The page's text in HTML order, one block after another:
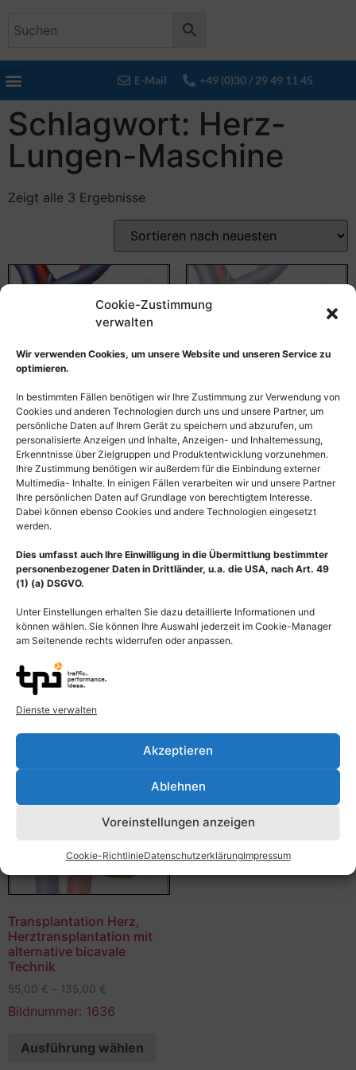
Cookie-Zustimmung
verwalten
Wir verwenden Cookies, um unsere Website und unseren Service zu
optimieren.
In bestimmten Fällen benötigen wir Ihre Zustimmung zur Verwendung von
Cookies und anderen Technologien durch uns und unsere Partner, um
persönliche Daten auf Ihrem Gerät zu speichern und abzurufen, um
personalisierte Anzeigen und Inhalte, Anzeigen- und Inhaltemessung,
Erkenntnisse über Zielgruppen und Produktentwicklung vorzunehmen.
Ihre Zustimmung benötigen wir außerdem für die Einbindung externer
Multimedia- Inhalte. In einigen Fällen verarbeiten wir und unsere Partner
Ihre persönlichen Daten auf Grundlage von berechtigtem Interesse.
Dabei können ebenso Cookies und andere Technologien eingesetzt
werden.
Dies umfasst auch Ihre Einwilligung in die Übermittlung bestimmter
personenbezogener Daten in Drittländer, u.a. die USA, nach Art. 49
(1) (a) DSGVO.
Unter Einstellungen erhalten Sie dazu detaillierte Informationen und
können wählen. Sie können Ihre Auswahl jederzeit im Cookie-Manager
am Seitenende rechts widerrufen oder anpassen.
Dienste verwalten
Akzeptieren
Ablehnen
Voreinstellungen anzeigen
Cookie-RichtlinieDatenschutzerklärungImpressum
E-Mail +49 (0)30 / 29 49 11 45
Schlagwort: Herz-
Lungen-Maschine
Zeigt alle 3 Ergebnisse
Organspende, Herz vor
Herztransplantation in der
55,00€–135,00€
Bildnummer: 4335
Ausführung wählen
Transplantation Herz,
55,00€ –135,00€
Ausführung wählen
Transplantation Herz,
Herztransplantation mit
alternative bicavale
Technik
55,00 € – 135,00 €
Bildnummer: 1636
Ausführung wählen